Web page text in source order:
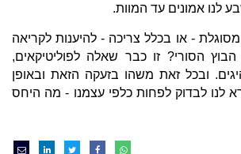
לנו אמונים עד המוות.
- או בכלל צריכה - להיענות לקריאה
הסורי? זו כבר שאלה לפוליטיקאים,
ובכל זאת משהו בזעקה הזאת ובאופן
לנו לבדוק לפחות כלפי עצמנו - מה היחס